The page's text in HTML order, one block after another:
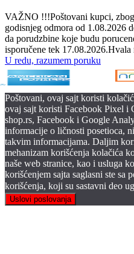
VAŽNO !!!Poštovani kupci,
godisnjeg odmora od 1.08.2026
da porudzbine koje budu
isporučene tek
U redu, razumem poruku
Poštovani, ovaj sajt koristi
ovaj sajt koristi Facebook Pixel i
shop.rs, Facebook i Google
informacije o ličnosti posetioca,
takvim informacijama. Daljim
mehanizam korišćenja kolačića
naše web stranice, kao i usluga
korišćenjem sajta saglasni ste
korišćenja, koji su sastavni deo
Uslovi poslovanja